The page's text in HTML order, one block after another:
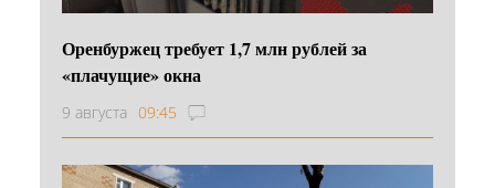
Оренбуржец требует 1,7 млн рублей за
«плачущие» окна
9 августа 09:45